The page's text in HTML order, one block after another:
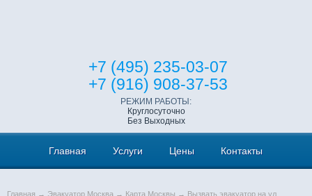
+7 (495) 235-03-07
+7 (916) 908-37-53
РЕЖИМ РАБОТЫ:
Круглосуточно
Без Выходных
Главная Услуги Цены Контакты
Главная → Эвакуатор Москва → Карта Москвы → Вызвать эвакуатор на ул